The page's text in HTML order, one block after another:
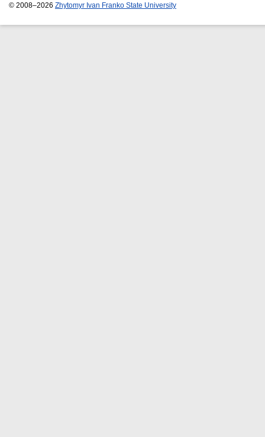
© 2008–2026 Zhytomyr Ivan Franko State University